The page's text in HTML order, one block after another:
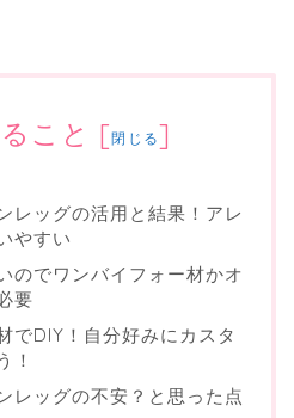
こと [閉じる]
レッグの活用と結果！アレ
やすい
のでワンバイフォー材かオ
要
でDIY！自分好みにカスタ
！
レッグの不安？と思った点